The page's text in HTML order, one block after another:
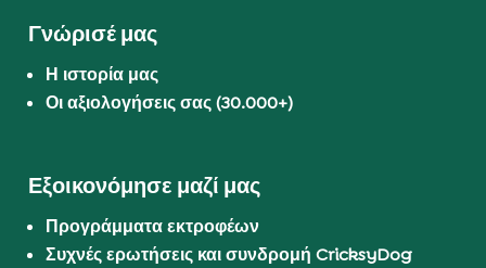
Γνώρισέ μας
Η ιστορία μας
Οι αξιολογήσεις σας (30.000+)
Εξοικονόμησε μαζί μας
Προγράμματα εκτροφέων
Συχνές ερωτήσεις και συνδρομή CricksyDog